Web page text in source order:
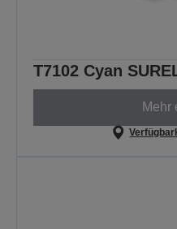
T7102 Cyan
Mehr